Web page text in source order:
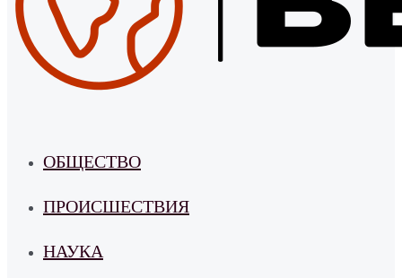
ОБЩЕСТВО
ПРОИСШЕСТВИЯ
НАУКА